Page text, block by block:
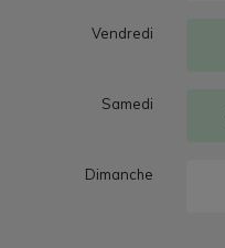
Vendredi
Samedi
Dimanche